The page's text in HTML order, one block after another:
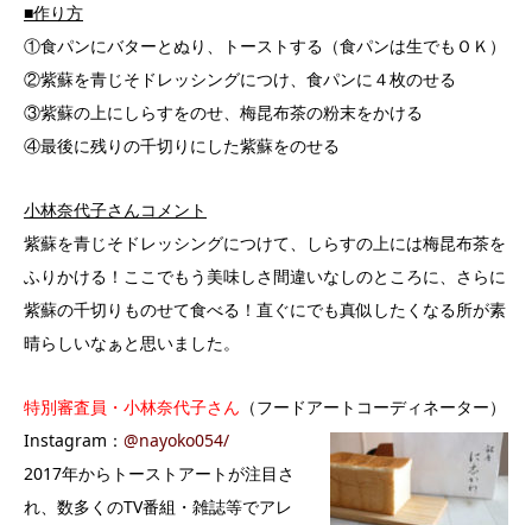
■作り方
①食パンにバターとぬり、トーストする（食パンは生でもＯＫ）
②紫蘇を青じそドレッシングにつけ、食パンに４枚のせる
③紫蘇の上にしらすをのせ、梅昆布茶の粉末をかける
④最後に残りの千切りにした紫蘇をのせる
小林奈代子さんコメント
紫蘇を青じそドレッシングにつけて、しらすの上には梅昆布茶を
ふりかける！ここでもう美味しさ間違いなしのところに、さらに
紫蘇の千切りものせて食べる！直ぐにでも真似したくなる所が素
晴らしいなぁと思いました。
特別審査員・小林奈代子さん （フードアートコーディネーター）
Instagram： @nayoko054/
2017年からトーストアートが注目さ
れ、数多くのTV番組・雑誌等でアレ